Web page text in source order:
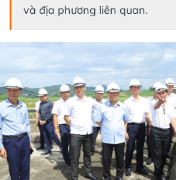
và địa phương liên quan.